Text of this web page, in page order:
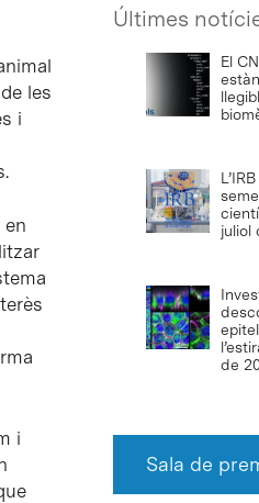
les
i
en
i
Últimes
El
juliol
de
Sala de